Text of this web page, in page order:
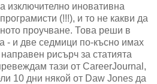
изключително иновативна
(!!!), и то не какви да
проучване. Това реши в
- и две седмици по-късно имах
рисърч за статията
тази от CareerJournal,
10 дни някой от Daw Jones да